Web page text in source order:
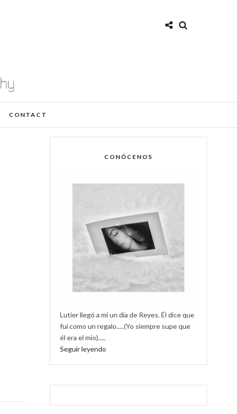
CONTACT
CONÓCENOS
Lutier llegó a mí un día de Reyes. Él dice que
fui como un regalo.....(Yo siempre supe que
él era el mío).....
Seguir leyendo